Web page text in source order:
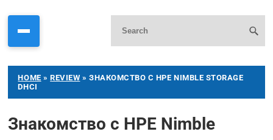
HOME »REVIEW » ЗНАКОМСТВО С HPE NIMBLE STORAGE
DHCI
Знакомство с HPE Nimble